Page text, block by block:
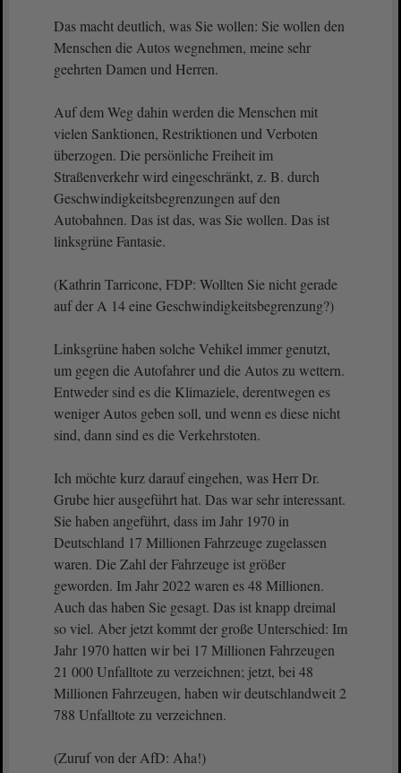
Das macht deutlich, was Sie wollen: Sie wollen den
Menschen die Autos wegnehmen, meine sehr
geehrten Damen und Herren.
Auf dem Weg dahin werden die Menschen mit
vielen Sanktionen, Restriktionen und Verboten
überzogen. Die persönliche Freiheit im
Straßenverkehr wird eingeschränkt, z. B. durch
Geschwindigkeitsbegrenzungen auf den
Autobahnen. Das ist das, was Sie wollen. Das ist
linksgrüne Fantasie.
(Kathrin Tarricone, FDP: Wollten Sie nicht gerade
auf der A 14 eine Geschwindigkeitsbegrenzung?)
Linksgrüne haben solche Vehikel immer genutzt,
um gegen die Autofahrer und die Autos zu wettern.
Entweder sind es die Klimaziele, derentwegen es
weniger Autos geben soll, und wenn es diese nicht
sind, dann sind es die Verkehrstoten.
Ich möchte kurz darauf eingehen, was Herr Dr.
Grube hier ausgeführt hat. Das war sehr interessant.
Sie haben angeführt, dass im Jahr 1970 in
Deutschland 17 Millionen Fahrzeuge zugelassen
waren. Die Zahl der Fahrzeuge ist größer
geworden. Im Jahr 2022 waren es 48 Millionen.
Auch das haben Sie gesagt. Das ist knapp dreimal
so viel. Aber jetzt kommt der große Unterschied: Im
Jahr 1970 hatten wir bei 17 Millionen Fahrzeugen
21 000 Unfalltote zu verzeichnen; jetzt, bei 48
Millionen Fahrzeugen, haben wir deutschlandweit 2
788 Unfalltote zu verzeichnen.
(Zuruf von der AfD: Aha!)